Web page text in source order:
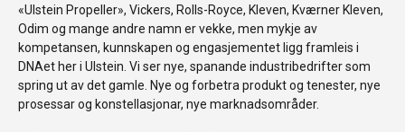
«Ulstein Propeller», Vickers, Rolls-Royce, Kleven, Kværner Kleven,
Odim og mange andre namn er vekke, men mykje av
kompetansen, kunnskapen og engasjementet ligg framleis i
DNAet her i Ulstein. Vi ser nye, spanande industribedrifter som
spring ut av det gamle. Nye og forbetra produkt og tenester, nye
prosessar og konstellasjonar, nye marknadsområder.